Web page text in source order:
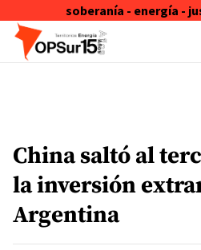
soberanía - energía -
Skip to content
China saltó al
la inversión
Argentina